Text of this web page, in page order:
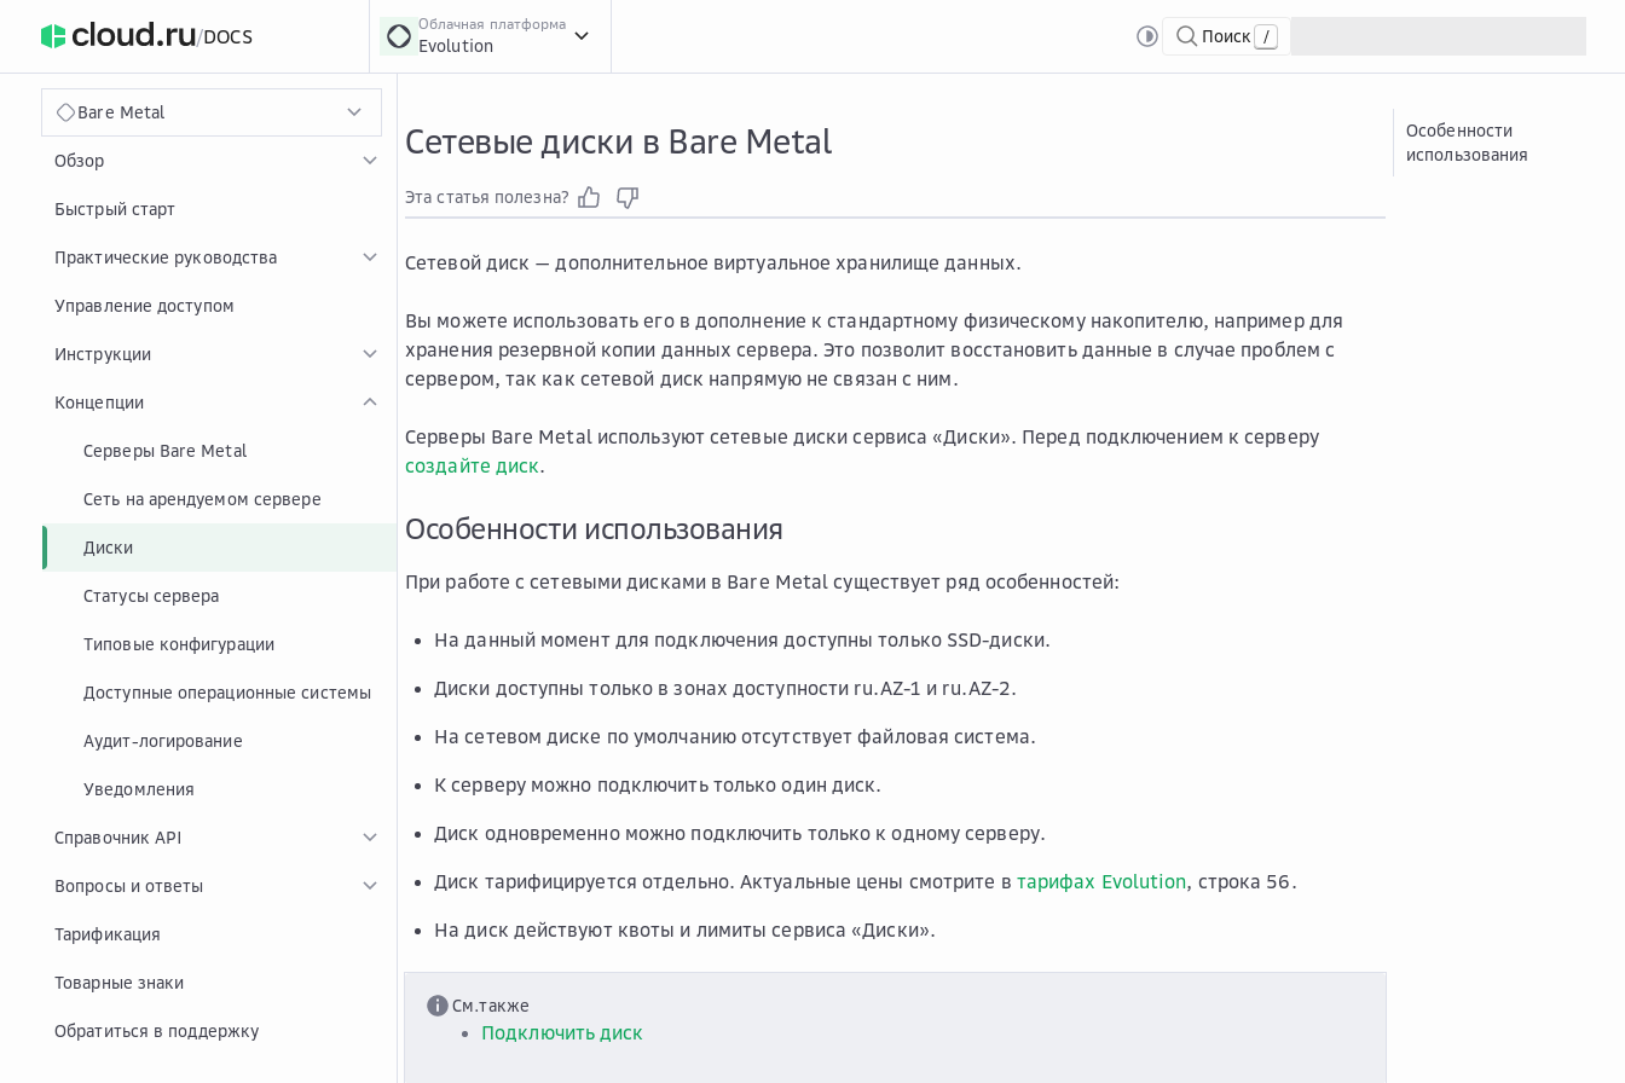
/DOCS
Облачная платформа
Evolution Поиск /
Bare Metal
Обзор
Быстрый старт
Практические руководства
Управление доступом
Инструкции
Концепции
Серверы Bare Metal
Сеть на арендуемом сервере
Диски
Статусы сервера
Типовые конфигурации
Доступные операционные системы
Аудит-логирование
Уведомления
Справочник API
Вопросы и ответы
Тарификация
Товарные знаки
Обратиться в поддержку
Сетевые диски в Bare Metal
Эта статья полезна?
Сетевой диск — дополнительное виртуальное хранилище данных.
Вы можете использовать его в дополнение к стандартному физическому накопителю, например для
хранения резервной копии данных сервера. Это позволит восстановить данные в случае проблем с
сервером, так как сетевой диск напрямую не связан с ним.
Серверы Bare Metal используют сетевые диски сервиса «Диски». Перед подключением к серверу
создайте диск.
Особенности использования
При работе с сетевыми дисками в Bare Metal существует ряд особенностей:
На данный момент для подключения доступны только SSD-диски.
Диски доступны только в зонах доступности ru.AZ-1 и ru.AZ-2.
На сетевом диске по умолчанию отсутствует файловая система.
К серверу можно подключить только один диск.
Диск одновременно можно подключить только к одному серверу.
Диск тарифицируется отдельно. Актуальные цены смотрите в тарифах Evolution, строка 56.
На диск действуют квоты и лимиты сервиса «Диски».
См.также
Подключить диск
Особенности
использования